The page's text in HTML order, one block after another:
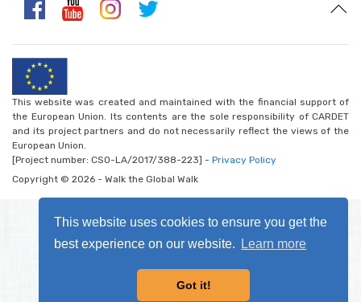
This website uses cookies to ensure you get the
best experience on our website.
Learn more
Got it!
This website was created and maintained with the financial support of
the European Union. Its contents are the sole responsibility of CARDET
and its project partners and do not necessarily reflect the views of the
European Union.
[Project number: CSO-LA/2017/388-223] - Privacy Policy
Copyright © 2026 - Walk the Global Walk